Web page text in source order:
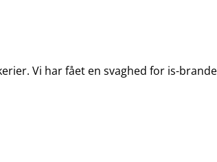
Vi har fået en svaghed for is-